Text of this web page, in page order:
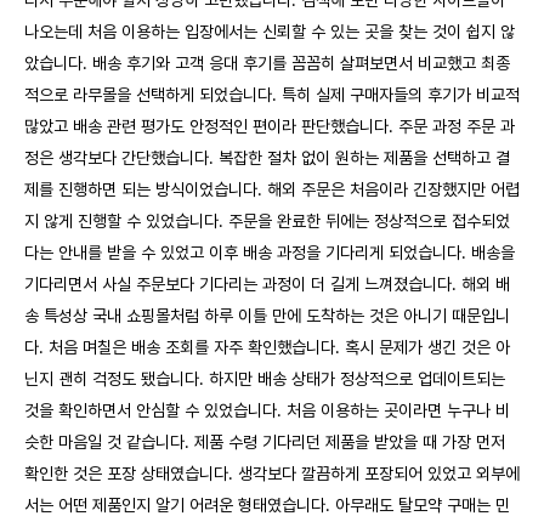
나오는데 처음 이용하는 입장에서는 신뢰할 수 있는 곳을 찾는 것이 쉽지 않
았습니다. 배송 후기와 고객 응대 후기를 꼼꼼히 살펴보면서 비교했고 최종
적으로 라무몰을 선택하게 되었습니다. 특히 실제 구매자들의 후기가 비교적
많았고 배송 관련 평가도 안정적인 편이라 판단했습니다. 주문 과정 주문 과
정은 생각보다 간단했습니다. 복잡한 절차 없이 원하는 제품을 선택하고 결
제를 진행하면 되는 방식이었습니다. 해외 주문은 처음이라 긴장했지만 어렵
지 않게 진행할 수 있었습니다. 주문을 완료한 뒤에는 정상적으로 접수되었
다는 안내를 받을 수 있었고 이후 배송 과정을 기다리게 되었습니다. 배송을
기다리면서 사실 주문보다 기다리는 과정이 더 길게 느껴졌습니다. 해외 배
송 특성상 국내 쇼핑몰처럼 하루 이틀 만에 도착하는 것은 아니기 때문입니
다. 처음 며칠은 배송 조회를 자주 확인했습니다. 혹시 문제가 생긴 것은 아
닌지 괜히 걱정도 됐습니다. 하지만 배송 상태가 정상적으로 업데이트되는
것을 확인하면서 안심할 수 있었습니다. 처음 이용하는 곳이라면 누구나 비
슷한 마음일 것 같습니다. 제품 수령 기다리던 제품을 받았을 때 가장 먼저
확인한 것은 포장 상태였습니다. 생각보다 깔끔하게 포장되어 있었고 외부에
서는 어떤 제품인지 알기 어려운 형태였습니다. 아무래도 탈모약 구매는 민